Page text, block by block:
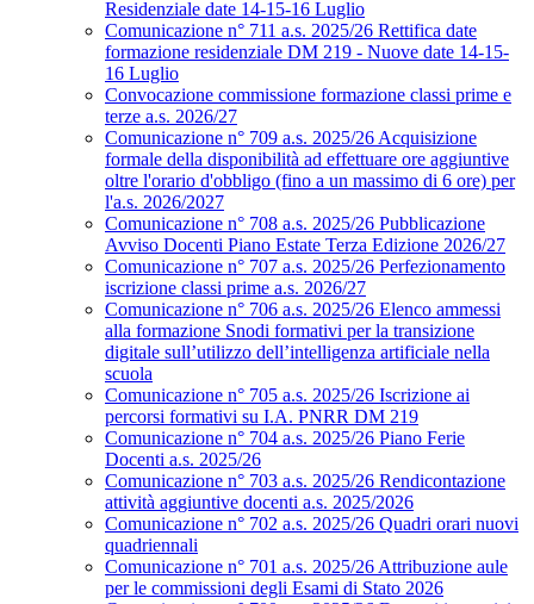
Residenziale date 14-15-16 Luglio
Comunicazione n° 711 a.s. 2025/26 Rettifica date
formazione residenziale DM 219 - Nuove date 14-15-
16 Luglio
Convocazione commissione formazione classi prime e
terze a.s. 2026/27
Comunicazione n° 709 a.s. 2025/26 Acquisizione
formale della disponibilità ad effettuare ore aggiuntive
oltre l'orario d'obbligo (fino a un massimo di 6 ore) per
l'a.s. 2026/2027
Comunicazione n° 708 a.s. 2025/26 Pubblicazione
Avviso Docenti Piano Estate Terza Edizione 2026/27
Comunicazione n° 707 a.s. 2025/26 Perfezionamento
iscrizione classi prime a.s. 2026/27
Comunicazione n° 706 a.s. 2025/26 Elenco ammessi
alla formazione Snodi formativi per la transizione
digitale sull’utilizzo dell’intelligenza artificiale nella
scuola
Comunicazione n° 705 a.s. 2025/26 Iscrizione ai
percorsi formativi su I.A. PNRR DM 219
Comunicazione n° 704 a.s. 2025/26 Piano Ferie
Docenti a.s. 2025/26
Comunicazione n° 703 a.s. 2025/26 Rendicontazione
attività aggiuntive docenti a.s. 2025/2026
Comunicazione n° 702 a.s. 2025/26 Quadri orari nuovi
quadriennali
Comunicazione n° 701 a.s. 2025/26 Attribuzione aule
per le commissioni degli Esami di Stato 2026